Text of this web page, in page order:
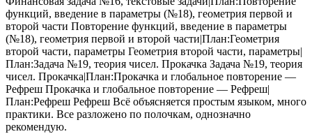
функций, введение в параметры (№18), геометрия первой и
второй части Повторение функций, введение в параметры
(№18), геометрия первой и второй части|План:Геометрия
второй части, параметры Геометрия второй части, параметры|
План:Задача №19, теория чисел. Прокачка Задача №19, теория
чисел. Прокачка|План:Прокачка и глобальное повторение —
Рефреш Прокачка и глобальное повторение — Рефреш|
План:Рефреш Рефреш Всё объясняется простым языком, много
практики. Все разложено по полочкам, однозначно
рекомендую.